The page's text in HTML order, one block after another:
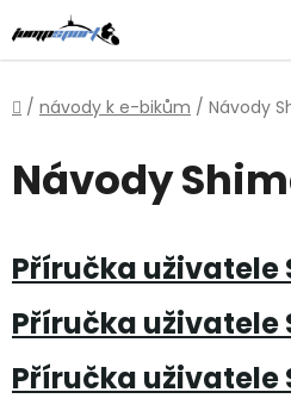
na
obsah
Domů
/ návody k e-bikům / Návody
Návody
Příručka uživatele
Příručka uživatele
Příručka uživatele